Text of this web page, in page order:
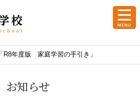
「R8年度版 家庭学習の手引き」
お知らせ